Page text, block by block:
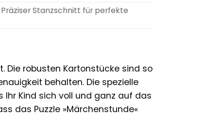
Stanzschnitt für perfekte
Die robusten Kartonstücke sind so
behalten. Die spezielle
Ihr Kind sich voll und ganz auf das
das Puzzle »Märchenstunde«